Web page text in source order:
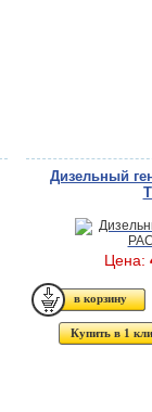
Дизельный
Цена:
Купить в 1